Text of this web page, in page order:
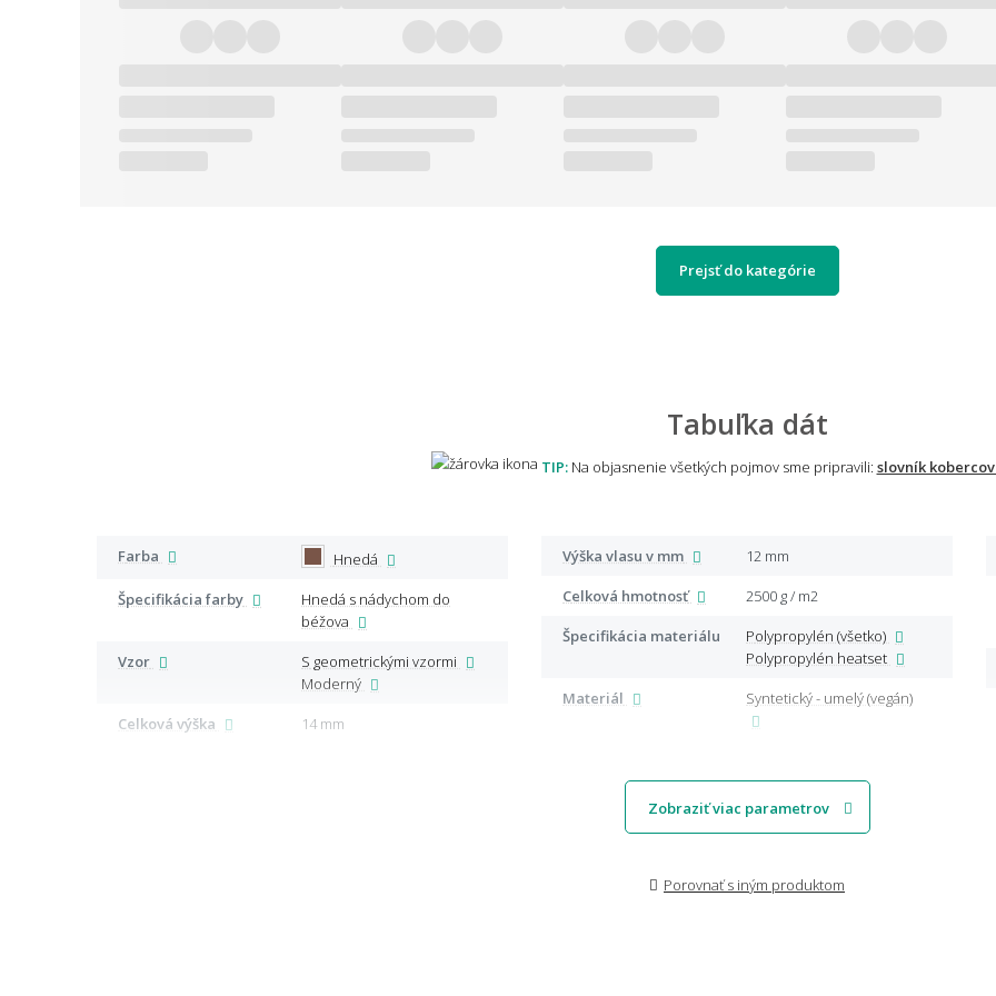
Prejsť do kategórie
Tabuľka dát
TIP:Na objasnenie všetkých pojmov sme pripravili: slovník
Farba
Hnedá
Špecifikácia farby
Hnedá s nádychom do
béžova
Vzor
S geometrickými vzormi
Moderný
Celková výška
14 mm
Výška vlasu v mm
12 mm
Celková hmotnosť
2500 g / m2
Špecifikácia materiálu
Polypropylén (všetko)
Polypropylén heatset
Materiál
Syntetický - umelý (vegán)
Zobraziť viac parametrov
Porovnať s iným produktom